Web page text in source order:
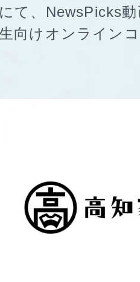
にて、NewsPicks
向けオンライン